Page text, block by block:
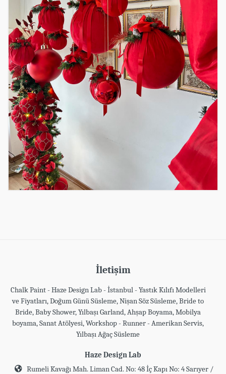
İletişim
Chalk Paint - Haze Design Lab - İstanbul - Yastık Kılıfı Modelleri
ve Fiyatları, Doğum Günü Süsleme, Nişan Söz Süsleme, Bride to
Bride, Baby Shower, Yılbaşı Garland, Ahşap Boyama, Mobilya
boyama, Sanat Atölyesi, Workshop - Runner - Amerikan Servis,
Yılbaşı Ağaç Süsleme
Haze Design Lab
Rumeli Kavağı Mah. Liman Cad. No: 48 İç Kapı No: 4 Sarıyer /